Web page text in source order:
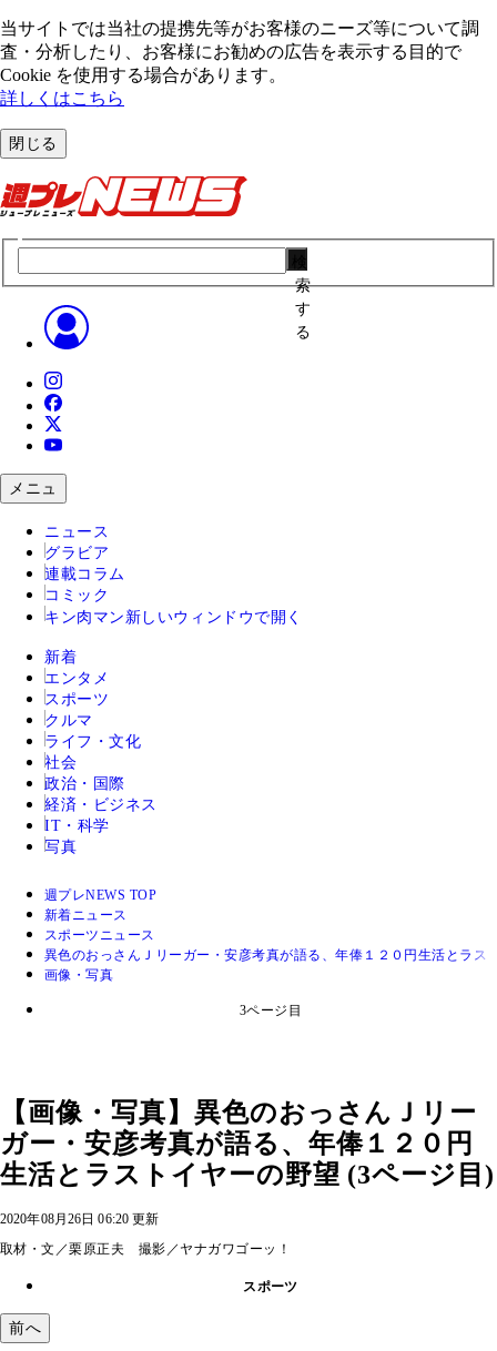
当サイトでは当社の提携先等がお客様のニーズ等について調
査・分析したり、お客様にお勧めの広告を表⽰する⽬的で
Cookie を使⽤する場合があります。
詳しくはこちら
閉じる
索
す
る
メニュ
ニュース
グラビア
連載コラム
コミック
キン肉マン 新しいウィンドウで開く
新着
エンタメ
スポーツ
クルマ
ライフ・文化
社会
政治・国際
経済・ビジネス
IT・科学
写真
週プレNEWS TOP
新着ニュース
スポーツニュース
異色のおっさんＪリーガー・安彦考真が語る、年俸１２０円生活とラス
画像・写真
3ページ目
【画像・写真】異色のおっさんＪリー
ガー・安彦考真が語る、年俸１２０円
生活とラストイヤーの野望 (3ページ目)
2020年08月26日 06:20 更新
取材・文／栗原正夫 撮影／ヤナガワゴーッ！
スポーツ
前へ